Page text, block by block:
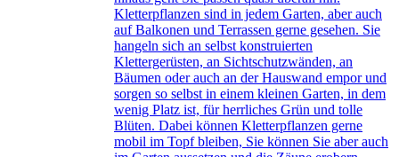
Kletterpflanzen sind in jedem Garten, aber auch
auf Balkonen und Terrassen gerne gesehen. Sie
hangeln sich an selbst konstruierten
Klettergerüsten, an Sichtschutzwänden, an
Bäumen oder auch an der Hauswand empor und
sorgen so selbst in einem kleinen Garten, in dem
wenig Platz ist, für herrliches Grün und tolle
Blüten. Dabei können Kletterpflanzen gerne
mobil im Topf bleiben, Sie können Sie aber auch